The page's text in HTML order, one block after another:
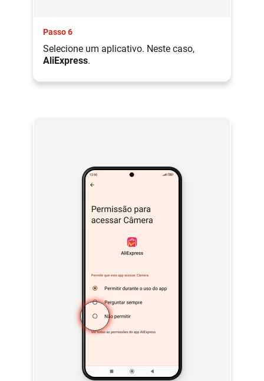
Passo 6
Selecione um aplicativo. Neste caso,
AliExpress.